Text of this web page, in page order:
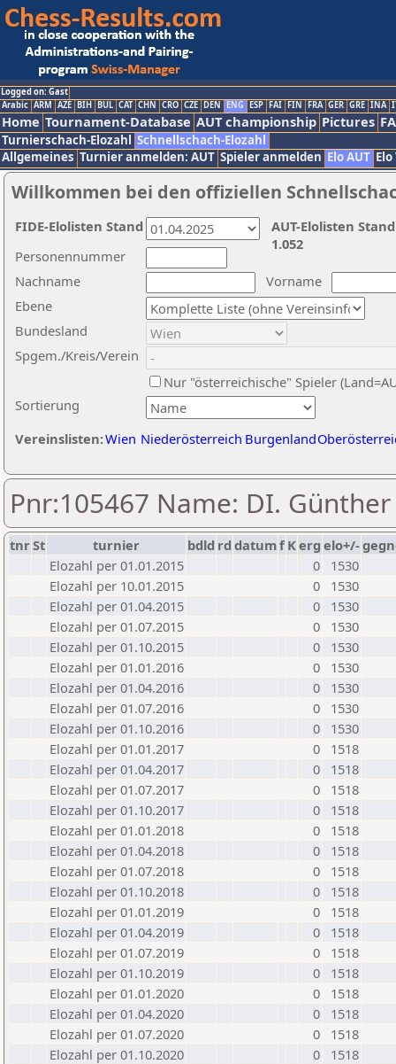
Logged on: Gast
Arabic ARM AZE BIH BUL CAT CHN CRO CZE DEN ENG ESP FAI FIN FRA GER GRE INA
Home Tournament-Database AUT championship Pictures
Turnierschach-Elozahl Schnellschach-Elozahl
Allgemeines Turnier anmelden: AUT Spieler anmelden Elo AUT
Willkommen bei den offiziellen
Nachname
Vorname
Ebene
Sortierung
Personennummer
Bundesland
Spgem./Kreis/Verein
Nur "österreichische" Spieler
Vereinslisten:Wien Niederösterreich Burgenland
AUT-Elolisten
1.052
FIDE-Elolisten Stand
Pnr:105467 Name: DI.
tnrSt turnier bdld rd datumf Kerg elo+/-
Elozahl per 01.01.2015
0
1530
Elozahl per 10.01.2015
0
1530
Elozahl per 01.04.2015
0
1530
Elozahl per 01.07.2015
0
1530
Elozahl per 01.10.2015
0
1530
Elozahl per 01.01.2016
0
1530
Elozahl per 01.04.2016
0
1530
Elozahl per 01.07.2016
0
1530
Elozahl per 01.10.2016
0
1530
Elozahl per 01.01.2017
0
1518
Elozahl per 01.04.2017
0
1518
Elozahl per 01.07.2017
0
1518
Elozahl per 01.10.2017
0
1518
Elozahl per 01.01.2018
0
1518
Elozahl per 01.04.2018
0
1518
Elozahl per 01.07.2018
0
1518
Elozahl per 01.10.2018
0
1518
Elozahl per 01.01.2019
0
1518
Elozahl per 01.04.2019
0
1518
Elozahl per 01.07.2019
0
1518
Elozahl per 01.10.2019
0
1518
Elozahl per 01.01.2020
0
1518
Elozahl per 01.04.2020
0
1518
Elozahl per 01.07.2020
0
1518
Elozahl per 01.10.2020
0
1518